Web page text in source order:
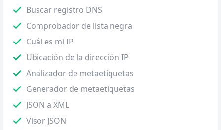
Buscar registro DNS
Comprobador de lista negra
Cuál es mi IP
Ubicación de la dirección IP
Analizador de metaetiquetas
Generador de metaetiquetas
JSON a XML
Visor JSON